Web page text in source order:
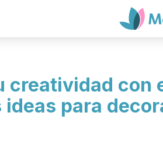
creatividad con
para